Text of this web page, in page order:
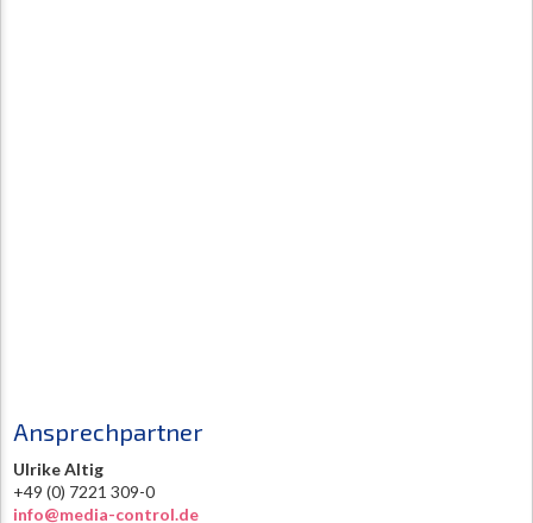
Ansprechpartner
Ulrike Altig
+49 (0) 7221 309-0
info@media-control.de